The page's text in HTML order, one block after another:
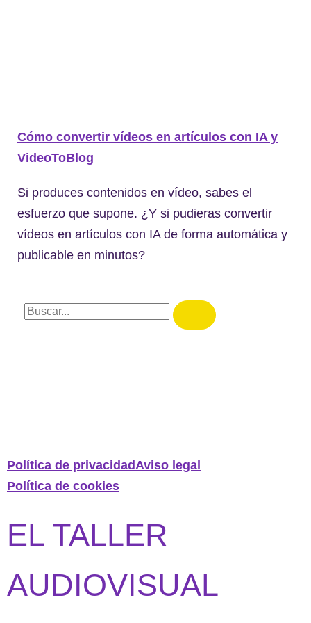
Cómo convertir vídeos en artículos con IA y
VideoToBlog
Si produces contenidos en vídeo, sabes el
esfuerzo que supone. ¿Y si pudieras convertir
vídeos en artículos con IA de forma automática y
publicable en minutos?
Política de privacidadAviso legal
Política de cookies
EL TALLER
AUDIOVISUAL